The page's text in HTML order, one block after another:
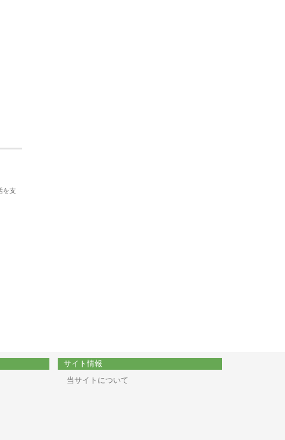
を支
サイト情報
当サイトについて